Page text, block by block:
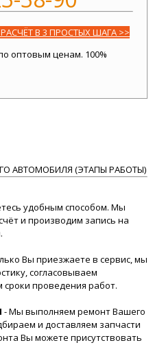
В 3 ПРОСТЫХ ШАГА >>
оптовым ценам. 100%
АВТОМОБИЛЯ (ЭТАПЫ РАБОТЫ)
удобным способом. Мы
и производим запись на
Вы приезжаете в сервис, мы
согласовываем
проведения работ.
- Мы выполняем ремонт Вашего
и доставляем запчасти
Вы можете присутствовать